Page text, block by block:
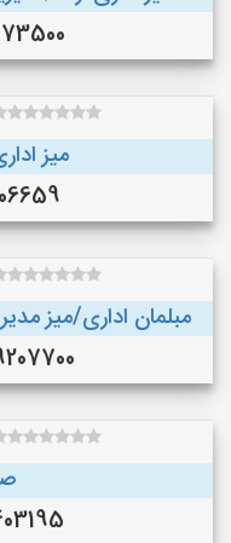
میز
مبلمان اداری/میز
09029207700